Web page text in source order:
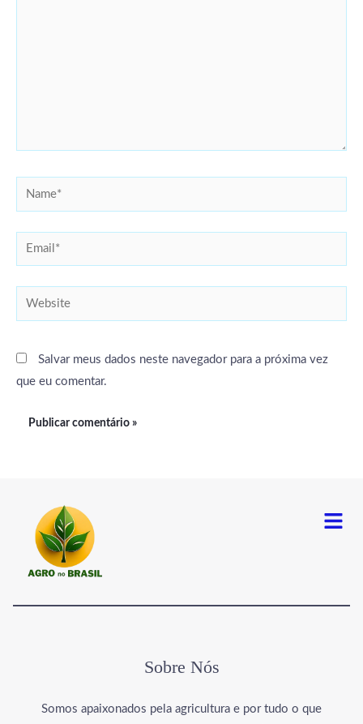
Name*
Email*
Website
Salvar meus dados neste navegador para a próxima vez
que eu comentar.
Menu
Sobre Nós
Somos apaixonados pela agricultura e por tudo o que